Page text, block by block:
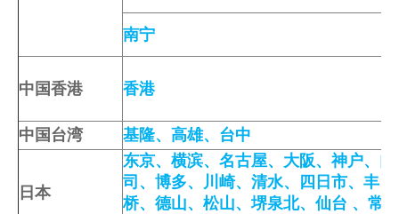
南宁
中国香港 香港
中国台湾 基隆、 高雄、 台中
日本
东京、 横滨、 名古屋、 大阪、 神户、 门
司 、 博多、 川崎、 清水、 四日市、 丰
桥、 德山、 松山、堺泉北、 仙台 、 常陆